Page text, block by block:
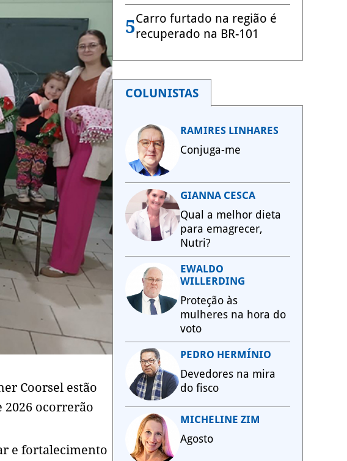
Coorsel estão
2026 ocorrerão
e fortalecimento
5Carro furtado na região é
recuperado na BR-101
COLUNISTAS
RAMIRES LINHARES
Conjuga-me
GIANNA CESCA
Qual a melhor dieta
para emagrecer,
Nutri?
EWALDO
WILLERDING
Proteção às
mulheres na hora do
voto
PEDRO HERMÍNIO
Devedores na mira
do fisco
MICHELINE ZIM
Agosto